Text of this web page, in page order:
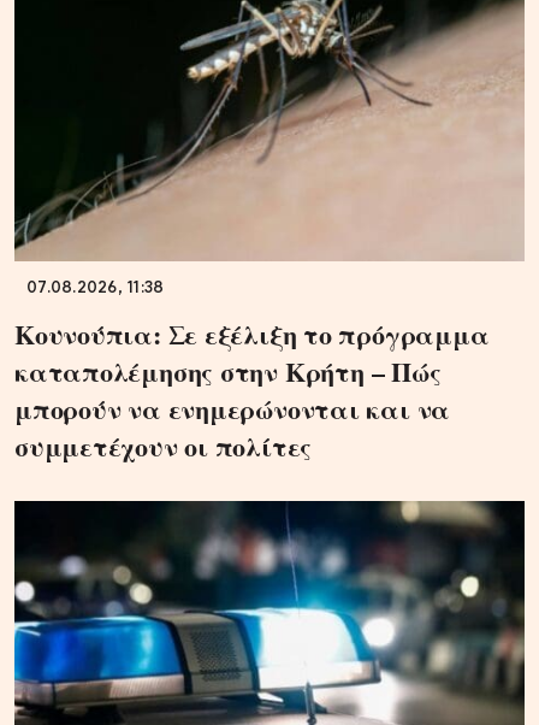
07.08.2026, 11:38
Κουνούπια: Σε εξέλιξη το πρόγραμμα
καταπολέμησης στην Κρήτη – Πώς
μπορούν να ενημερώνονται και να
συμμετέχουν οι πολίτες